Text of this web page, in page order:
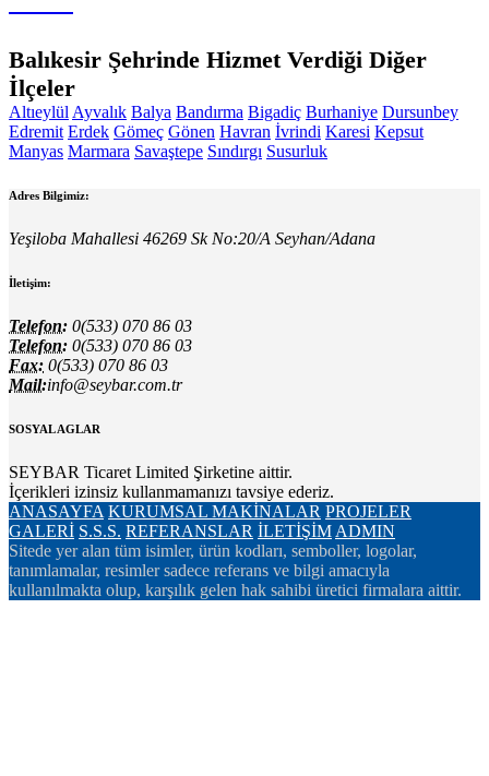
Balıkesir Şehrinde Hizmet Verdiği Diğer
İlçeler
Altıeylül Ayvalık Balya Bandırma Bigadiç Burhaniye Dursunbey
Edremit Erdek Gömeç Gönen Havran İvrindi Karesi Kepsut
Manyas Marmara Savaştepe Sındırgı Susurluk
Adres Bilgimiz:
Yeşiloba Mahallesi 46269 Sk No:20/A Seyhan/Adana
İletişim:
Telefon: 0(533) 070 86 03
Telefon: 0(533) 070 86 03
Fax: 0(533) 070 86 03
Mail:info@seybar.com.tr
SOSYAL AGLAR
SEYBAR Ticaret Limited Şirketine aittir.
İçerikleri izinsiz kullanmamanızı tavsiye ederiz.
ANASAYFA KURUMSAL MAKİNALAR PROJELER
GALERİ S.S.S. REFERANSLAR İLETİŞİM ADMIN
Sitede yer alan tüm isimler, ürün kodları, semboller, logolar,
tanımlamalar, resimler sadece referans ve bilgi amacıyla
kullanılmakta olup, karşılık gelen hak sahibi üretici firmalara aittir.